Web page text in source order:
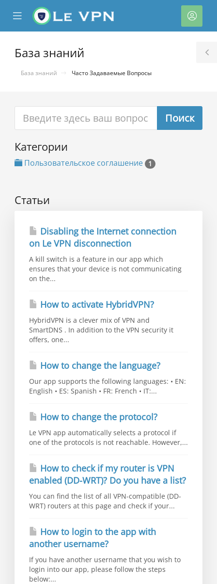
Mobile
Menu
База знаний
База знаний Часто Задаваемые Вопросы
Категории
Пользовательское соглашение 1
Статьи
Disabling the Internet connection
on Le VPN disconnection
A kill switch is a feature in our app which
ensures that your device is not communicating
on the...
How to activate HybridVPN?
HybridVPN is a clever mix of VPN and
SmartDNS . In addition to the VPN security it
offers, one...
How to change the language?
Our app supports the following languages: • EN:
English • ES: Spanish • FR: French • IT:...
How to change the protocol?
Le VPN app automatically selects a protocol if
one of the protocols is not reachable. However,...
How to check if my router is VPN
enabled (DD-WRT)? Do you have a list?
You can find the list of all VPN-compatible (DD-
WRT) routers at this page and check if your...
How to login to the app with
another username?
If you have another username that you wish to
login into our app, please follow the steps
below:...